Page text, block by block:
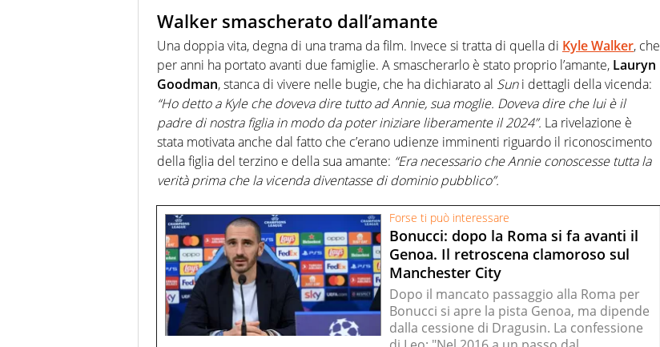
Walker smascherato dall’amante
Una doppia vita, degna di una trama da film. Invece si tratta di quella di KyleWalker, che
per anni ha portato avanti due famiglie. A smascherarlo è stato proprio l’amante, Lauryn
Goodman, stanca di vivere nelle bugie, che ha dichiarato al Suni dettagli della vicenda:
“Ho detto a Kyle che doveva dire tutto ad Annie, sua moglie. Doveva dire che lui è il
padre di nostra figlia in modo da poter iniziare liberamente il 2024”. La rivelazione è
stata motivata anche dal fatto che c’erano udienze imminenti riguardo il riconoscimento
della figlia del terzino e della sua amante: “Era necessario che Annie conoscesse tutta la
verità prima che la vicenda diventasse di dominio pubblico”.
Forse ti può interessare
Bonucci: dopo la Roma si fa avanti il
Genoa. Il retroscena clamoroso sul
Manchester City
Dopo il mancato passaggio alla Roma per
Bonucci si apre la pista Genoa, ma dipende
dalla cessione di Dragusin. La confessione